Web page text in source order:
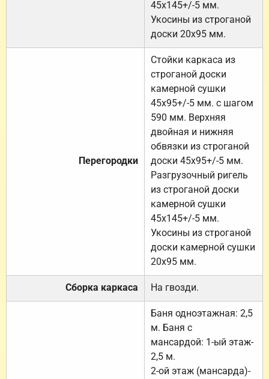
45х145+/-5 мм.
Укосины из строганой
доски 20х95 мм.
Перегородки
Стойки каркаса из
строганой доски
камерной сушки
45х95+/-5 мм. с шагом
590 мм. Верхняя
двойная и нижняя
обвязки из строганой
доски 45х95+/-5 мм.
Разгрузочный ригель
из строганой доски
камерной сушки
45х145+/-5 мм.
Укосины из строганой
доски камерной сушки
20х95 мм.
Сборка каркаса На гвозди.
Баня одноэтажная: 2,5
м. Баня с
мансардой: 1-ый этаж-
2,5 м.
2-ой этаж (мансарда)-